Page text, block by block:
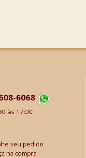
6068
às 17:00
seu pedido
na compra